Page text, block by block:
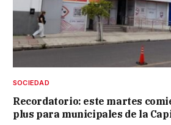
SOCIEDAD
Recordatorio: este martes
plus para municipales de la